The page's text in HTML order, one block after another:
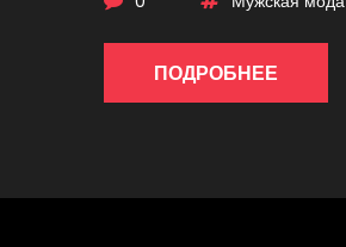
ПОДРОБНЕЕ